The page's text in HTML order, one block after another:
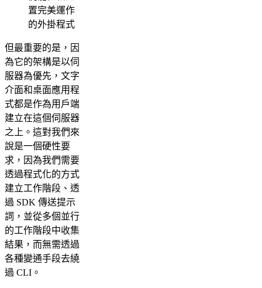
置完美運作
的外掛程式
但最重要的是，因
為它的架構是以伺
服器為優先，文字
介面和桌面應用程
式都是作為用戶端
建立在這個伺服器
之上。這對我們來
說是一個硬性要
求，因為我們需要
透過程式化的方式
建立工作階段、透
過 SDK 傳送提示
詞，並從多個並行
的工作階段中收集
結果，而無需透過
各種變通手段去繞
過 CLI。